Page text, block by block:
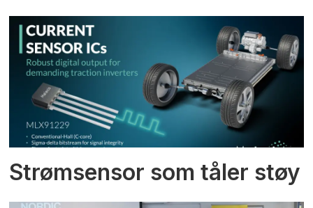
Strømsensor som tåler støy